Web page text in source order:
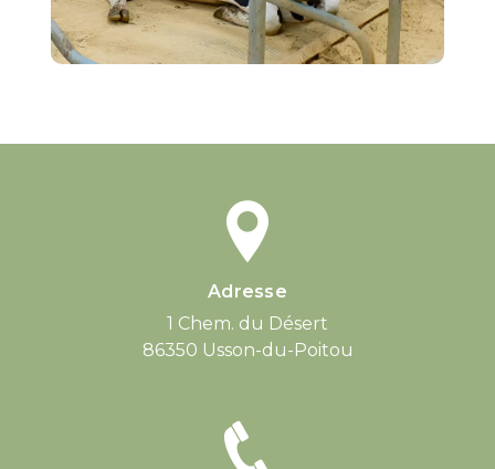
Adresse
1 Chem. du Désert
86350 Usson-du-Poitou